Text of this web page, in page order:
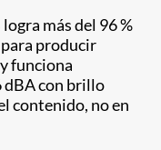
más del 96 %
para producir
funciona
dBA con brillo
contenido, no en